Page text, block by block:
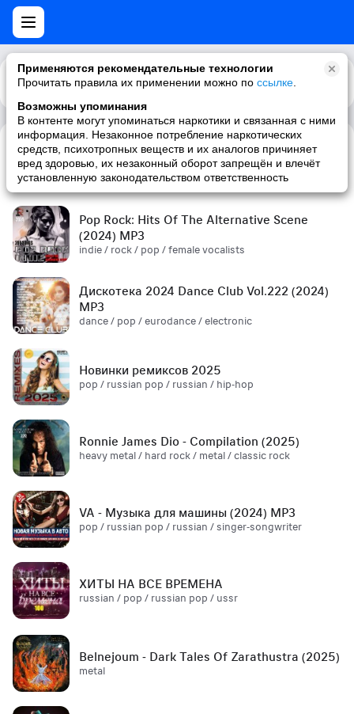
Применяются рекомендательные технологии
Прочитать правила их применении можно по ссылке
Возможны упоминания
В контенте могут упоминаться наркотики и связанная с ними
информация. Незаконное потребление наркотических
средств, психотропных веществ и их аналогов причиняет
вред здоровью, их незаконный оборот запрещён и влечёт
установленную законодательством ответственность
Каталог Рекомендации
Сборник! '90s (2024) MP3
pop / russian pop / russian / '90s
Pop Rock: Hits Of The Alternative Scene
(2024) MP3
indie / rock / pop / female vocalists
Дискотека 2024 Dance Club Vol.222 (2024)
MP3
dance / pop / eurodance / electronic
Новинки ремиксов 2025
pop / russian pop / russian / hip-hop
Ronnie James Dio - Compilation (2025)
heavy metal / hard rock / metal / classic rock
VA - Музыка для машины (2024) MP3
pop / russian pop / russian / singer-songwriter
ХИТЫ НА ВСЕ ВРЕМЕНА
russian / pop / russian pop / ussr
Belnejoum - Dark Tales Of Zarathustra (2025)
metal